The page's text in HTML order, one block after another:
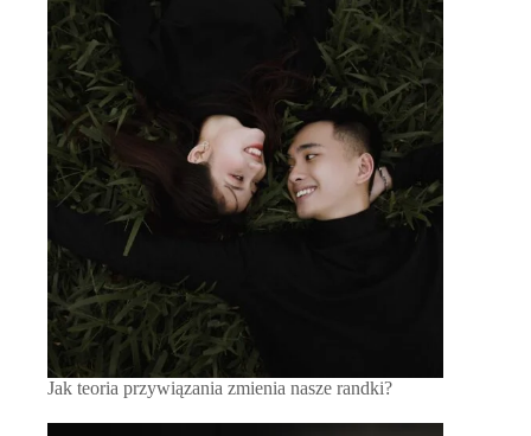
Jak teoria przywiązania zmienia nasze randki?